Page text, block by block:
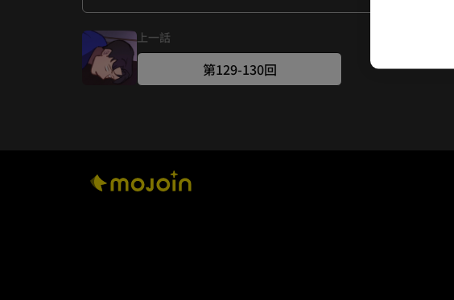
上一話
第129-130回